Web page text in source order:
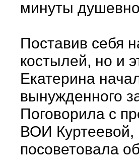
минуты
Поставив себя
костылей, но и
Екатерина
вынужденного
Поговорила с
ВОИ
посоветовала